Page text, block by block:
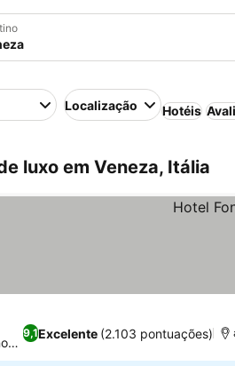
Localização Hotéis
luxo em Veneza, Itália
9,1Excelente (2.103 pontuações)